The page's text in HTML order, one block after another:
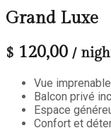
Grand Luxe
$ 120,00 /
Vue
Balcon privé
Espace
Confort et